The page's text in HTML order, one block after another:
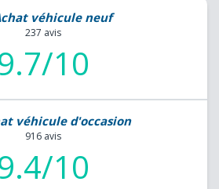
véhicule neuf
237 avis
10
véhicule d'occasion
916 avis
10